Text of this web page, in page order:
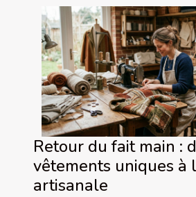
Retour du fait main :
vêtements uniques à
artisanale